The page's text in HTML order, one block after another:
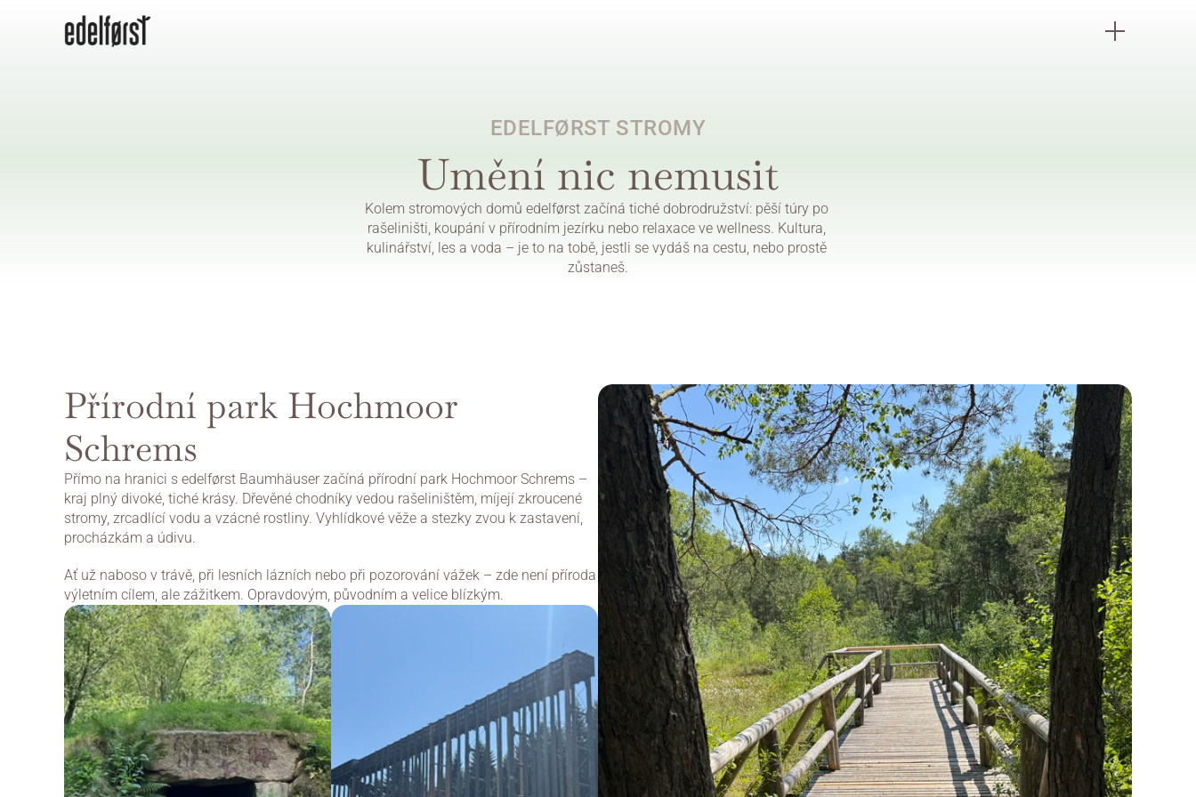
EDELFØRST STROMY
Umění nic nemusit
Kolem stromových domů edelførst začíná tiché dobrodružství: pěší túry po
rašeliništi, koupání v přírodním jezírku nebo relaxace ve wellness. Kultura,
kulinářství, les a voda – je to na tobě, jestli se vydáš na cestu, nebo prostě
zůstaneš.
Přírodní park Hochmoor
Schrems
Přímo na hranici s edelførst Baumhäuser začíná přírodní park Hochmoor Schrems –
kraj plný divoké, tiché krásy. Dřevěné chodníky vedou rašeliništěm, míjejí zkroucené
stromy, zrcadlící vodu a vzácné rostliny. Vyhlídkové věže a stezky zvou k zastavení,
procházkám a údivu.
Ať už naboso v trávě, při lesních lázních nebo při pozorování vážek – zde není příroda
výletním cílem, ale zážitkem. Opravdovým, původním a velice blízkým.